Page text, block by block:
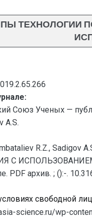
ТЕХНОЛОГИИ
Союз Ученых —
A.S.
R.Z.,
ИСПОЛЬЗОВАНИЕМ
архив. ; ():-.
свободной
science.ru/wp-